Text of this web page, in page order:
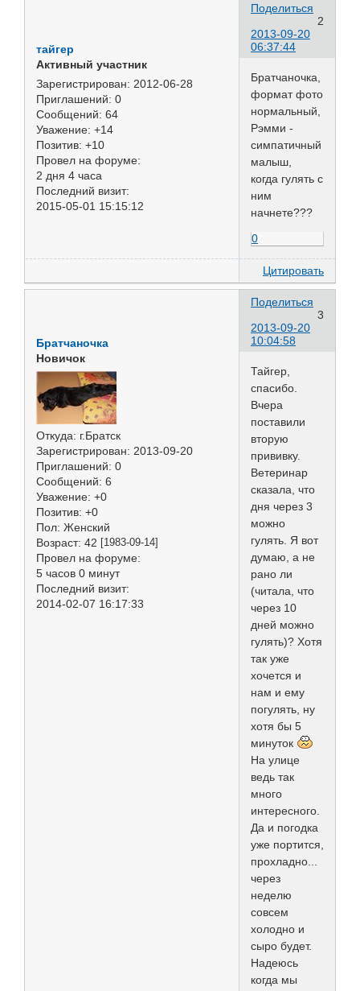
Поделиться
2
2013-09-20
06:37:44
тайгер
Активный участник
Зарегистрирован: 2012-06-28
Приглашений: 0
Сообщений: 64
Уважение: +14
Позитив: +10
Провел на форуме:
2 дня 4 часа
Последний визит:
2015-05-01 15:15:12
Братчаночка,
формат фото
нормальный,
Рэмми -
симпатичный
малыш,
когда гулять с
ним
начнете???
0
Цитировать
Поделиться
3
2013-09-20
10:04:58
Братчаночка
Новичок
Откуда: г.Братск
Зарегистрирован: 2013-09-20
Приглашений: 0
Сообщений: 6
Уважение: +0
Позитив: +0
Пол: Женский
Возраст: 42 [1983-09-14]
Провел на форуме:
5 часов 0 минут
Последний визит:
2014-02-07 16:17:33
Тайгер,
спасибо.
Вчера
поставили
вторую
прививку.
Ветеринар
сказала, что
дня через 3
можно
гулять. Я вот
думаю, а не
рано ли
(читала, что
через 10
дней можно
гулять)? Хотя
так уже
хочется и
нам и ему
погулять, ну
хотя бы 5
минуток
На улице
ведь так
много
интересного.
Да и погодка
уже портится,
прохладно...
через
неделю
совсем
холодно и
сыро будет.
Надеюсь
когда мы